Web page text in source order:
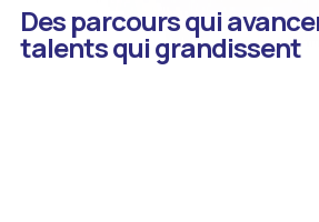
Des parcours qui
talents qui grandissent